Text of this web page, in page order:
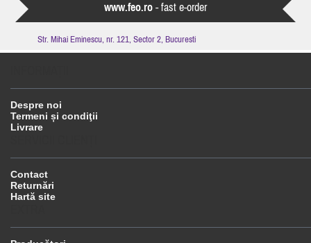
www.feo.ro - fast e-order
Str. Mihai Eminescu, nr. 121, Sector 2, Bucuresti
Despre noi
Termeni și condiţii
Livrare
Contact
Returnări
Hartă site